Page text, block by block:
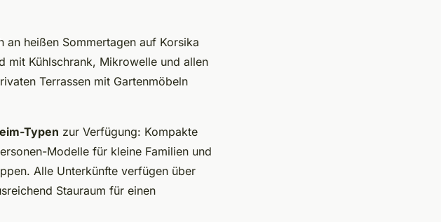
an heißen Sommertagen auf Korsika
mit Kühlschrank, Mikrowelle und allen
Terrassen mit Gartenmöbeln
Typen zur Verfügung: Kompakte
Modelle für kleine Familien und
Alle Unterkünfte verfügen über
Stauraum für einen